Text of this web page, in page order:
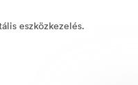
eszközkezelés.